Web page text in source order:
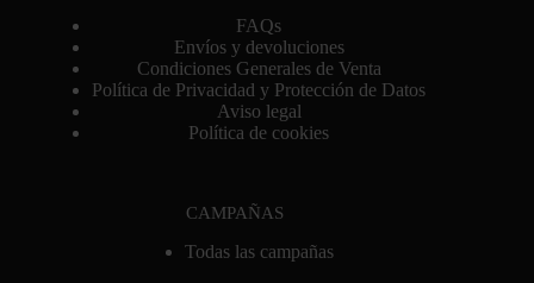
FAQs
Envíos y devoluciones
Condiciones Generales de Venta
Política de Privacidad y Protección de Datos
Aviso legal
Política de cookies
CAMPAÑAS
Todas las campañas